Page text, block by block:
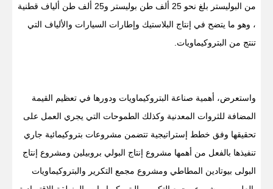
من البوليستر بلغ نحو 25 ألف طن بوليستر و25 ألف طن ألياف قطنية
، وهو ما يتضح في إنتاج البلاستيك وإطارات السيارات والألياف التي
تنتج من البتروكيماويات.
واستعرض، أهمية صناعة البتروكيماويات ودورها في تعظيم القيمة
المضافة للثروات المعدنية وكذلك الطموحات التي يجري العمل على
تحقيقها وفق خطط إستراتيجية تتضمن مشروعات بتروكيمائية جاري
تنفيذها بالفعل من أهمها مشروع إنتاج البولي بروبيلين ومشروع إنتاج
البولى بيوتادين المطاطي ومشروع مجمع التكرير والبتروكيماويات